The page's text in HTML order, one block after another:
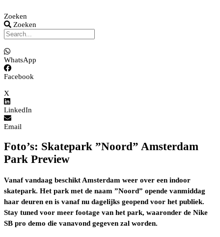
Zoeken
Zoeken
WhatsApp
Facebook
X
LinkedIn
Email
Foto’s: Skatepark ”Noord” Amsterdam
Park Preview
Vanaf vandaag beschikt Amsterdam weer over een indoor
skatepark. Het park met de naam ”Noord” opende vanmiddag
haar deuren en is vanaf nu dagelijks geopend voor het publiek.
Stay tuned voor meer footage van het park, waaronder de Nike
SB pro demo die vanavond gegeven zal worden.